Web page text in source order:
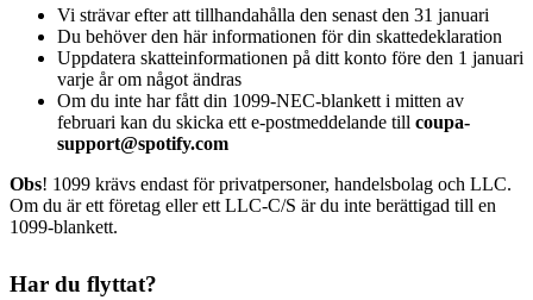
Vi strävar efter att tillhandahålla den senast den 31 januari
Du behöver den här informationen för din skattedeklaration
Uppdatera skatteinformationen på ditt konto före den 1 januari
varje år om något ändras
Om du inte har fått din 1099‑NEC-blankett i mitten av
februari kan du skicka ett e‑postmeddelande till coupa-
support@spotify.com
Obs! 1099 krävs endast för privatpersoner, handelsbolag och LLC.
Om du är ett företag eller ett LLC-C/S är du inte berättigad till en
1099‑blankett.
Har du flyttat?